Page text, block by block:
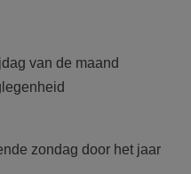
van de maand
zondag door het jaar